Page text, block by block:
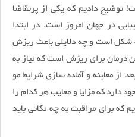
توضیح دادیم که یکی از پرتقاضا
در جهان امروز است. در ابتدا
شکل است و چه دلایلی باعث ریزش
درمان برای ریزش است که نیاز به
از معاینه و آماده‌ سازی شرایط مو
که مزایا و معایب هر کدام را
که برای مراقبت به چه نکاتی باید